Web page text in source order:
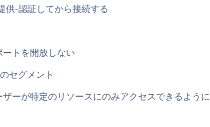
供-認証してから接続する
トを開放しない
セグメント
ーが特定のリソースにのみアクセスできるように